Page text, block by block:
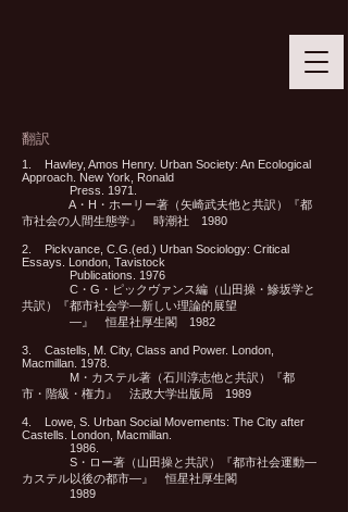
翻訳
1. Hawley, Amos Henry. Urban Society: An Ecological
Approach. New York, Ronald
Press. 1971.
A・H・ホーリー著（矢崎武夫他と共訳）『都
市社会の人間生態学』 時潮社 1980
2. Pickvance, C.G.(ed.) Urban Sociology: Critical
Essays. London, Tavistock
Publications. 1976
C・G・ピックヴァンス編（山田操・鰺坂学と
共訳）『都市社会学—新しい理論的展望
—』 恒星社厚生閣 1982
3. Castells, M. City, Class and Power. London,
Macmillan. 1978.
M・カステル著（石川淳志他と共訳）『都
市・階級・権力』 法政大学出版局 1989
4. Lowe, S. Urban Social Movements: The City after
Castells. London, Macmillan.
1986.
S・ロー著（山田操と共訳）『都市社会運動—
カステル以後の都市—』 恒星社厚生閣
1989